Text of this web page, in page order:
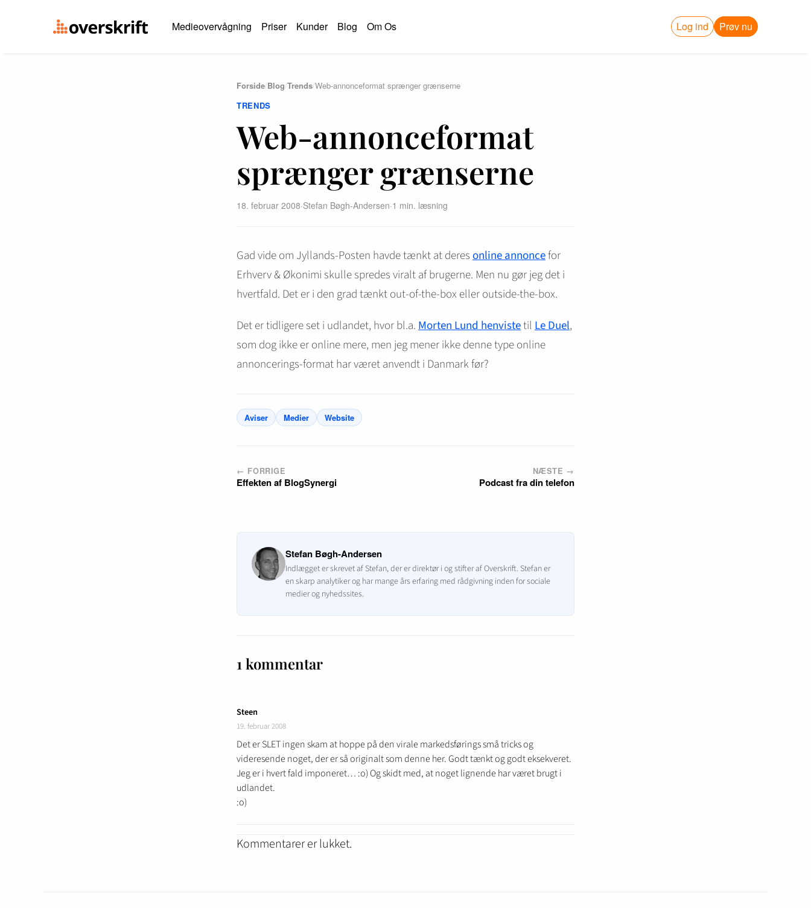
Medieovervågning Priser Kunder Blog Om Os Log ind Prøv nu
Forside/Blog/Trends/Web-annonceformat sprænger grænserne
TRENDS
Web-annonceformat
sprænger grænserne
18. februar 2008·Stefan Bøgh-Andersen·1 min. læsning
Gad vide om Jyllands-Posten havde tænkt at deresonline annoncefor
Erhverv & Økonimi skulle spredes viralt af brugerne. Men nu gør jeg det i
hvertfald. Det er i den grad tænkt out-of-the-box eller outside-the-box.
Det er tidligere set i udlandet, hvor bl.a.Morten Lund henvistetilLe Duel,
som dog ikke er online mere, men jeg mener ikke denne type online
annoncerings-format har været anvendt i Danmark før?
Aviser Medier Website
← FORRIGE
Effekten af BlogSynergi
NÆSTE →
Podcast fra din telefon
Stefan Bøgh-Andersen
Indlægget er skrevet af Stefan, der er direktør i og stifter af Overskrift. Stefan er
en skarp analytiker og har mange års erfaring med rådgivning inden for sociale
medier og nyhedssites.
1 kommentar
Steen
19. februar 2008
Det er SLET ingen skam at hoppe på den virale markedsførings små tricks og
videresende noget, der er så originalt som denne her. Godt tænkt og godt eksekveret.
Jeg er i hvert fald imponeret… :o) Og skidt med, at noget lignende har været brugt i
udlandet.
:o)
Kommentarer er lukket.